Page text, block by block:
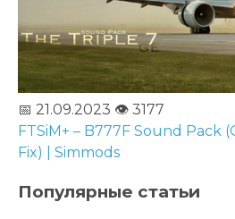
📅 21.09.2023 👁️ 3177
FTSiM+ – B777F Sound Pack
Fix) | Simmods
Популярные статьи